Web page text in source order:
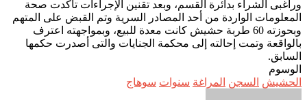
وراغبى الشراء بدائرة القسم، وبعد تقنين الإجراءات تأكدت صحة
المعلومات الواردة من أحد المصادر السرية وتم القبض على المتهم
وبحوزته 60 طربة حشيش كانت معدة للبيع، وبمواجهته اعترف
بالواقعة وتمت إحالته إلى محكمة الجنايات والتى أصدرت حكمها
السابق.
الوسوم
الحشيش السجن المراغة سنوات سوهاج